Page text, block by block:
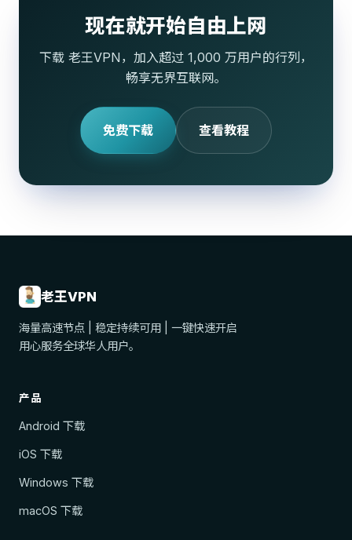
现在就开始自由上网
下载 老王VPN，加入超过 1,000 万用户的行列，
畅享无界互联网。
免费下载 查看教程
老王VPN
海量高速节点 | 稳定持续可用 | 一键快速开启
用心服务全球华人用户。
产品
Android 下载
iOS 下载
Windows 下载
macOS 下载